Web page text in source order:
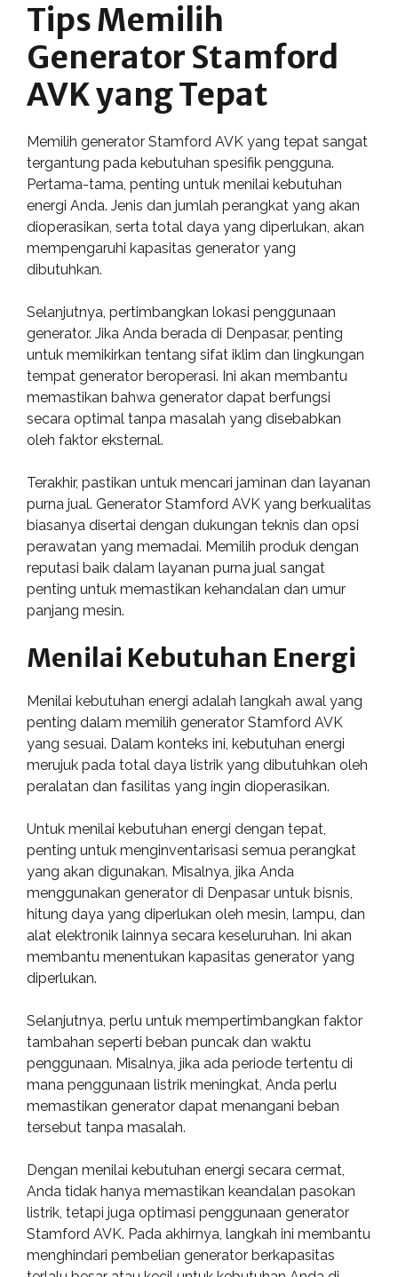
Tips Memilih
Generator Stamford
AVK yang Tepat
Memilih generator Stamford AVK yang tepat sangat
tergantung pada kebutuhan spesifik pengguna.
Pertama-tama, penting untuk menilai kebutuhan
energi Anda. Jenis dan jumlah perangkat yang akan
dioperasikan, serta total daya yang diperlukan, akan
mempengaruhi kapasitas generator yang
dibutuhkan.
Selanjutnya, pertimbangkan lokasi penggunaan
generator. Jika Anda berada di Denpasar, penting
untuk memikirkan tentang sifat iklim dan lingkungan
tempat generator beroperasi. Ini akan membantu
memastikan bahwa generator dapat berfungsi
secara optimal tanpa masalah yang disebabkan
oleh faktor eksternal.
Terakhir, pastikan untuk mencari jaminan dan layanan
purna jual. Generator Stamford AVK yang berkualitas
biasanya disertai dengan dukungan teknis dan opsi
perawatan yang memadai. Memilih produk dengan
reputasi baik dalam layanan purna jual sangat
penting untuk memastikan kehandalan dan umur
panjang mesin.
Menilai Kebutuhan Energi
Menilai kebutuhan energi adalah langkah awal yang
penting dalam memilih generator Stamford AVK
yang sesuai. Dalam konteks ini, kebutuhan energi
merujuk pada total daya listrik yang dibutuhkan oleh
peralatan dan fasilitas yang ingin dioperasikan.
Untuk menilai kebutuhan energi dengan tepat,
penting untuk menginventarisasi semua perangkat
yang akan digunakan. Misalnya, jika Anda
menggunakan generator di Denpasar untuk bisnis,
hitung daya yang diperlukan oleh mesin, lampu, dan
alat elektronik lainnya secara keseluruhan. Ini akan
membantu menentukan kapasitas generator yang
diperlukan.
Selanjutnya, perlu untuk mempertimbangkan faktor
tambahan seperti beban puncak dan waktu
penggunaan. Misalnya, jika ada periode tertentu di
mana penggunaan listrik meningkat, Anda perlu
memastikan generator dapat menangani beban
tersebut tanpa masalah.
Dengan menilai kebutuhan energi secara cermat,
Anda tidak hanya memastikan keandalan pasokan
listrik, tetapi juga optimasi penggunaan generator
Stamford AVK. Pada akhirnya, langkah ini membantu
menghindari pembelian generator berkapasitas